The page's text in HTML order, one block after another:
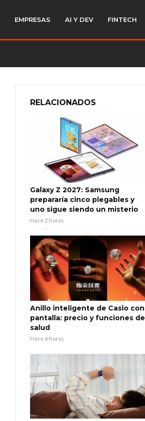
EMPRESAS AI Y DEV FINTECH
RELACIONADOS
Galaxy Z 2027: Samsung
prepararía cinco plegables y
uno sigue siendo un misterio
Hace 2 horas
Anillo inteligente de Casio con
pantalla: precio y funciones de
salud
Hace 6 horas